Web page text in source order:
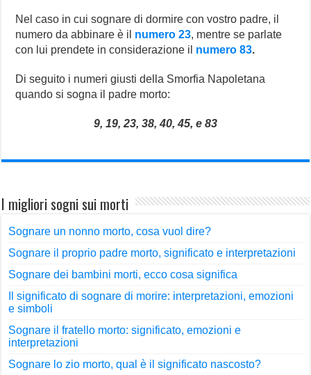
Nel caso in cui sognare di dormire con vostro padre, il
numero da abbinare è il numero 23, mentre se parlate
con lui prendete in considerazione il numero 83.
Di seguito i numeri giusti della Smorfia Napoletana
quando si sogna il padre morto:
9, 19, 23, 38, 40, 45, e 83
I migliori sogni sui morti
Sognare un nonno morto, cosa vuol dire?
Sognare il proprio padre morto, significato e interpretazioni
Sognare dei bambini morti, ecco cosa significa
Il significato di sognare di morire: interpretazioni, emozioni
e simboli
Sognare il fratello morto: significato, emozioni e
interpretazioni
Sognare lo zio morto, qual è il significato nascosto?